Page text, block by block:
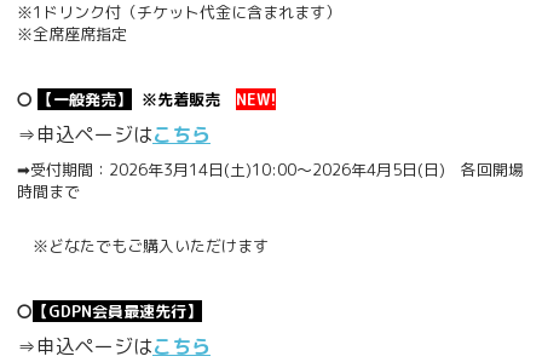
※1ドリンク付（チケット代金に含まれます）
※全席座席指定
〇 【一般発売】 ※先着販売 NEW!
⇒申込ページはこちら
➡受付期間：2026年3月14日(土)10:00～2026年4月5日(日) 各回開場
時間まで
※どなたでもご購入いただけます
〇 【GDPN会員最速先行】
⇒申込ページはこちら